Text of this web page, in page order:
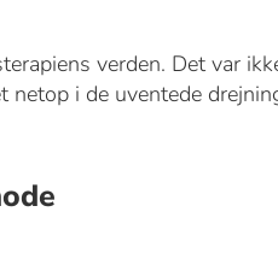
verden. Det var
i de uventede